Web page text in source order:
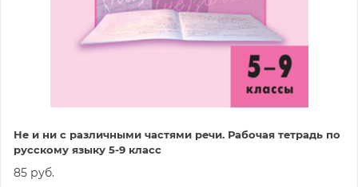
Не и ни с различными частями речи. Рабочая тетрадь по
русскому языку 5-9 класс
85 руб.